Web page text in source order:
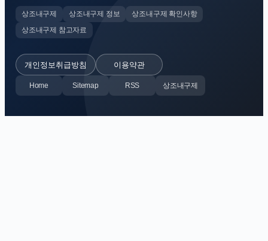
상조내구제 상조내구제 정보
상조내구제 확인사항
상조내구제 참고자료
개인정보취급방침 이용약관
Home Sitemap RSS 상조내구제